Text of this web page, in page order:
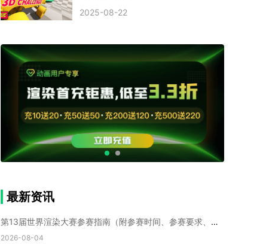
渲染卡顿
云渲染怎么收费
纹理渲染
全局光引擎
渲染溢色
EEVEE渲染器
Cycles渲染器
C4D教程
Corona降噪器
奥斯卡
人物建模渲染
在线建模渲染
北京渲染农场
成都动画渲染
免费渲染农场
网络渲染农场
个人渲染农场
小型渲染农场
自建渲染农场
视频渲染农场
渲染农场软件
cpu渲染农场
渲染农场费用
渲染农场下载
模型软件
建模渲染软件
三维建模渲染
3d建模渲染
云渲染农场
C4D渲染农场
渲染农场收费
云渲染农场价格
瑞云渲染农场价格
动画渲染农场
2025-08-22
最新资讯
第13届世界渲染大赛参赛指南（附参赛时间、参赛要求、赛事奖励等）
2026-08-04